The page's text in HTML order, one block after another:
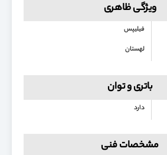
ویژگی ظاهری
فیلیپس
لهستان
باتری و توان
دارد
مشخصات فنی